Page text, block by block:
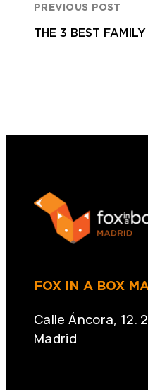
PREVIOUS POST
THE 3 BEST
FOX IN A BOX
Calle Áncora, 12.
Madrid